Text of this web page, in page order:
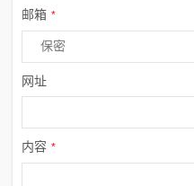
邮箱 *
网址
内容 *